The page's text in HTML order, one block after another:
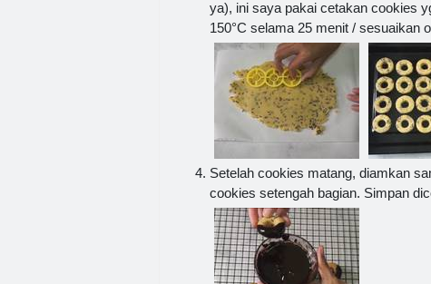
ya), ini saya pakai cetakan cookies
150°C selama 25 menit / sesuaikan
Setelah cookies matang, diamkan
cookies setengah bagian. Simpan